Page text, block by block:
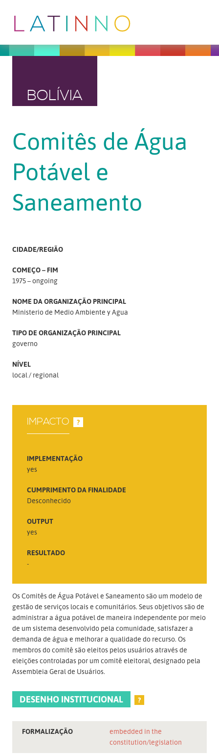
BOLÍVIA
Comitês de Água
Potável e
Saneamento
CIDADE/REGIÃO
COMEÇO – FIM
1975 – ongoing
NOME DA ORGANIZAÇÃO PRINCIPAL
Ministerio de Medio Ambiente y Agua
TIPO DE ORGANIZAÇÃO PRINCIPAL
governo
NÍVEL
local
regional
IMPACTO ?
IMPLEMENTAÇÃO
yes
CUMPRIMENTO DA FINALIDADE
Desconhecido
OUTPUT
yes
RESULTADO
-
Os Comitês de Água Potável e Saneamento são um modelo de
gestão de serviços locais e comunitários. Seus objetivos são de
administrar a água potável de maneira independente por meio
de um sistema desenvolvido pela comunidade, satisfazer a
demanda de água e melhorar a qualidade do recurso. Os
membros do comitê são eleitos pelos usuários através de
eleições controladas por um comitê eleitoral, designado pela
Assembleia Geral de Usuários.
DESENHO INSTITUCIONAL ?
FORMALIZAÇÃO
embedded in the
constitution/legislation